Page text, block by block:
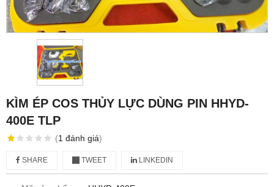
KÌM ÉP COS THỦY LỰC DÙNG PIN HHYD-
400E TLP
(1 đánh giá)
SHARE TWEET LINKEDIN